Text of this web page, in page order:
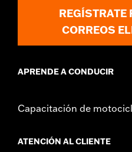
REGÍSTRATE
CORREOS
APRENDE A CONDUCIR
Capacitación de
ATENCIÓN AL CLIENTE